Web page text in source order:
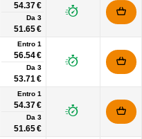
54.37 €
Da 3
51.65 €
Entro 1
56.54 €
Da 3
53.71 €
Entro 1
54.37 €
Da 3
51.65 €